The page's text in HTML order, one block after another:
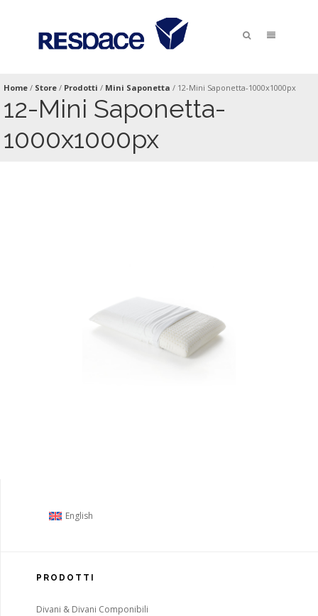
Home / Store / Prodotti / Mini Saponetta / 12-Mini Saponetta-1000x1000px
12-Mini Saponetta-
1000x1000px
English
PRODOTTI
Divani & Divani Componibili